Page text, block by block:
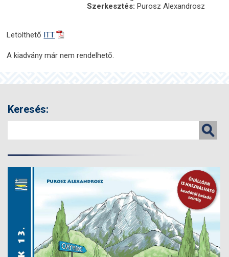
Szerkesztés: Purosz Alexandrosz
Letölthető ITT
A kiadvány már nem rendelhető.
Keresés: